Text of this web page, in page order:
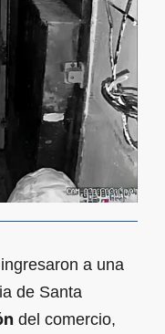
a una
de Santa
del comercio,